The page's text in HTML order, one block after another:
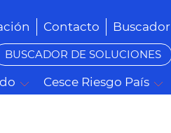
Contacto Buscador
BUSCADOR DE SOLUCIONES
Cesce Riesgo País